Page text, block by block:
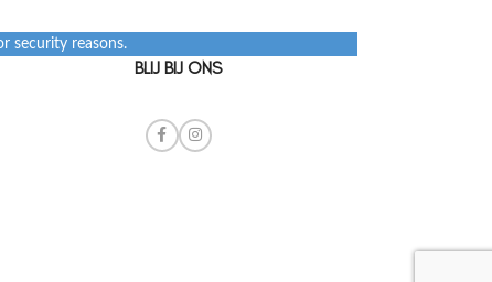
security reasons.
BLIJ BIJ ONS